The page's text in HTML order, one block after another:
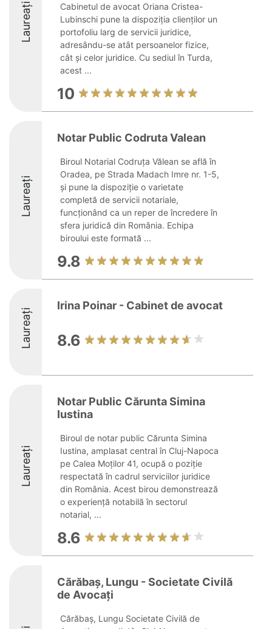
Laureați
Cabinetul de avocat Oriana Cristea-
Lubinschi pune la dispoziția clienților un
portofoliu larg de servicii juridice,
adresându-se atât persoanelor fizice,
cât și celor juridice. Cu sediul în Turda,
acest ...
10
Laureați
Notar Public Codruta Valean
Biroul Notarial Codruța Vălean se află în
Oradea, pe Strada Madach Imre nr. 1-5,
și pune la dispoziție o varietate
completă de servicii notariale,
funcționând ca un reper de încredere în
sfera juridică din România. Echipa
biroului este formată ...
9.8
Laureați
Irina Poinar - Cabinet de avocat
8.6
Laureați
Notar Public Cărunta Simina
Iustina
Biroul de notar public Cărunta Simina
Iustina, amplasat central în Cluj-Napoca
pe Calea Moților 41, ocupă o poziție
respectată în cadrul serviciilor juridice
din România. Acest birou demonstrează
o experiență notabilă în sectorul
notarial, ...
8.6
Cărăbaș, Lungu - Societate Civilă
de Avocați
Cărăbaș, Lungu Societate Civilă de